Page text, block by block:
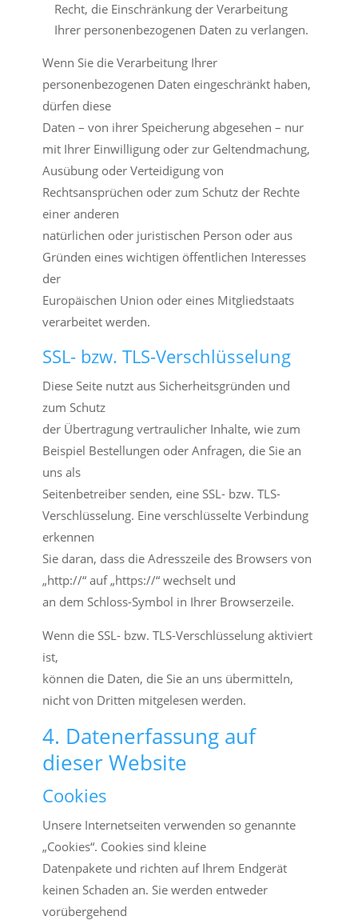
Recht, die Einschränkung der Verarbeitung
Ihrer personenbezogenen Daten zu verlangen.
Wenn Sie die Verarbeitung Ihrer
personenbezogenen Daten eingeschränkt haben,
dürfen diese
Daten – von ihrer Speicherung abgesehen – nur
mit Ihrer Einwilligung oder zur Geltendmachung,
Ausübung oder Verteidigung von
Rechtsansprüchen oder zum Schutz der Rechte
einer anderen
natürlichen oder juristischen Person oder aus
Gründen eines wichtigen öffentlichen Interesses
der
Europäischen Union oder eines Mitgliedstaats
verarbeitet werden.
SSL- bzw. TLS-Verschlüsselung
Diese Seite nutzt aus Sicherheitsgründen und
zum Schutz
der Übertragung vertraulicher Inhalte, wie zum
Beispiel Bestellungen oder Anfragen, die Sie an
uns als
Seitenbetreiber senden, eine SSL- bzw. TLS-
Verschlüsselung. Eine verschlüsselte Verbindung
erkennen
Sie daran, dass die Adresszeile des Browsers von
„http://“ auf „https://“ wechselt und
an dem Schloss-Symbol in Ihrer Browserzeile.
Wenn die SSL- bzw. TLS-Verschlüsselung aktiviert
ist,
können die Daten, die Sie an uns übermitteln,
nicht von Dritten mitgelesen werden.
4. Datenerfassung auf
dieser Website
Cookies
Unsere Internetseiten verwenden so genannte
„Cookies“. Cookies sind kleine
Datenpakete und richten auf Ihrem Endgerät
keinen Schaden an. Sie werden entweder
vorübergehend